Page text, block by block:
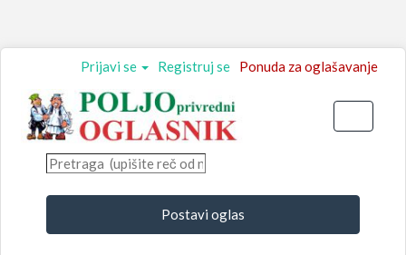
Ponuda za oglašavanje
Registruj se
Prijavi se
Postavi oglas